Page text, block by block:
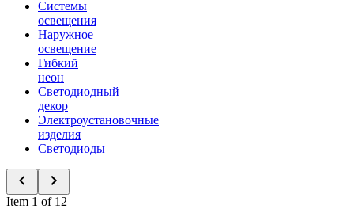
Системы
освещения
Наружное
освещение
Гибкий
неон
Светодиодный
декор
Электроустановочные
изделия
Светодиоды
Item 1 of 12